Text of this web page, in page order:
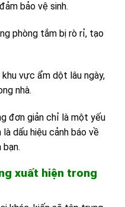
bảo vệ sinh.
phòng tắm bị rò rỉ, tạo
vực ẩm dột lâu ngày,
nhà.
đơn giản chỉ là một yếu
dấu hiệu cảnh báo về
xuất hiện trong